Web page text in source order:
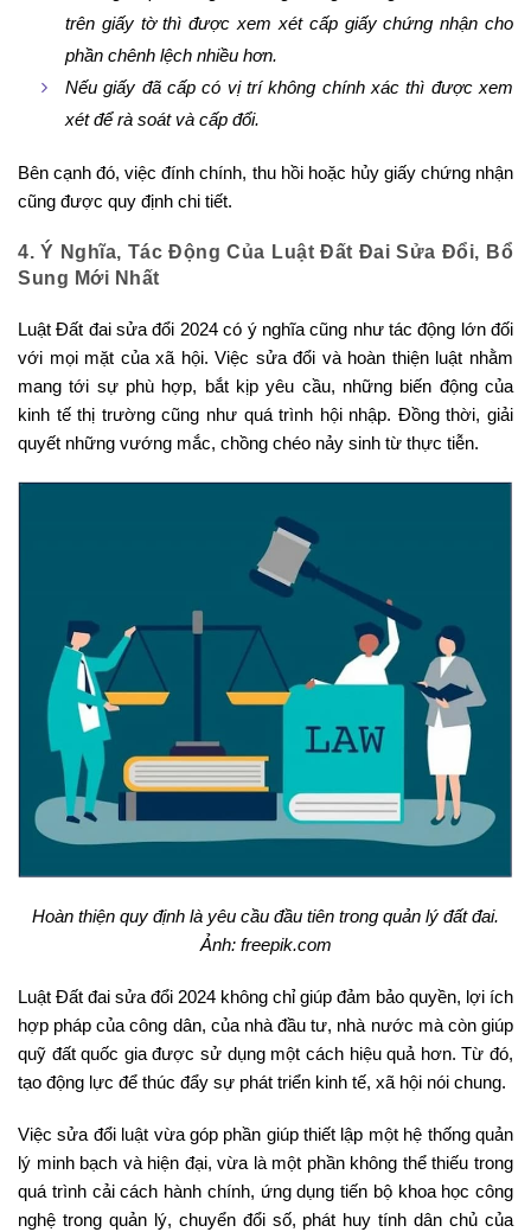
trên giấy tờ thì được xem xét cấp giấy chứng nhận cho
phần chênh lệch nhiều hơn.
Nếu giấy đã cấp có vị trí không chính xác thì được xem
xét để rà soát và cấp đổi.
Bên cạnh đó, việc đính chính, thu hồi hoặc hủy giấy chứng nhận
cũng được quy định chi tiết.
4. Ý Nghĩa, Tác Động Của Luật Đất Đai Sửa Đổi, Bổ
Sung Mới Nhất
Luật Đất đai sửa đổi 2024 có ý nghĩa cũng như tác động lớn đối
với mọi mặt của xã hội. Việc sửa đổi và hoàn thiện luật nhằm
mang tới sự phù hợp, bắt kịp yêu cầu, những biến động của
kinh tế thị trường cũng như quá trình hội nhập. Đồng thời, giải
quyết những vướng mắc, chồng chéo nảy sinh từ thực tiễn.
Hoàn thiện quy định là yêu cầu đầu tiên trong quản lý đất đai.
Ảnh: freepik.com
Luật Đất đai sửa đổi 2024 không chỉ giúp đảm bảo quyền, lợi ích
hợp pháp của công dân, của nhà đầu tư, nhà nước mà còn giúp
quỹ đất quốc gia được sử dụng một cách hiệu quả hơn. Từ đó,
tạo động lực để thúc đẩy sự phát triển kinh tế, xã hội nói chung.
Việc sửa đổi luật vừa góp phần giúp thiết lập một hệ thống quản
lý minh bạch và hiện đại, vừa là một phần không thể thiếu trong
quá trình cải cách hành chính, ứng dụng tiến bộ khoa học công
nghệ trong quản lý, chuyển đổi số, phát huy tính dân chủ của